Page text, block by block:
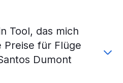
Tool, das mich
für Flüge
Dumont